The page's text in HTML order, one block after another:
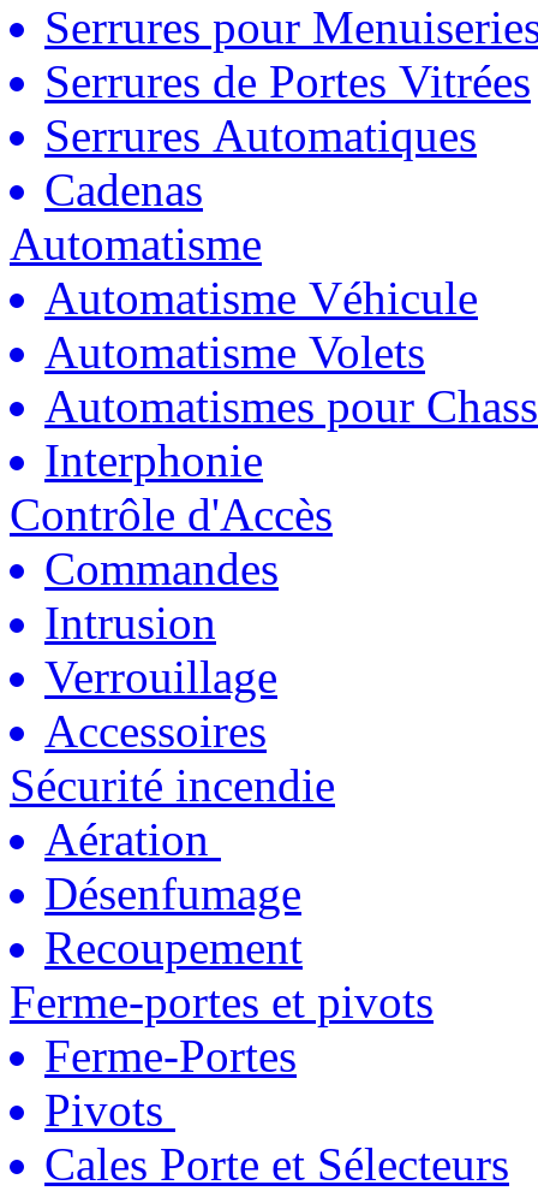
Serrures pour
Serrures de Portes Vitrées
Serrures Automatiques
Cadenas
Automatisme
Automatisme Véhicule
Automatisme Volets
Automatismes pour
Interphonie
Contrôle d'Accès
Commandes
Intrusion
Verrouillage
Accessoires
Sécurité incendie
Aération
Désenfumage
Recoupement
Ferme-portes et pivots
Ferme-Portes
Pivots
Cales Porte et Sélecteurs